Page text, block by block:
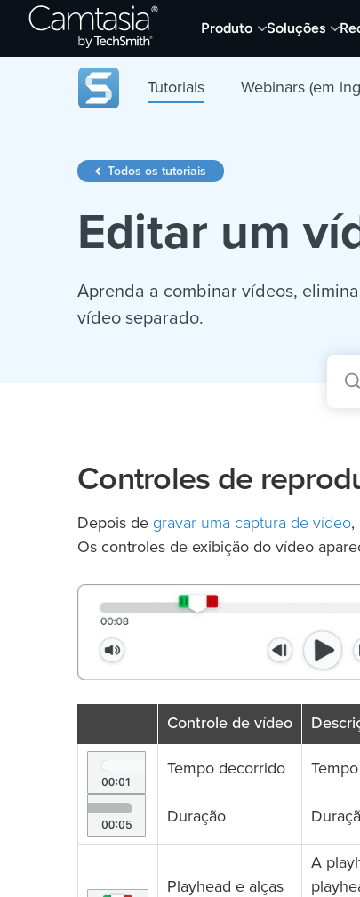
Produto Soluções
Tutoriais Webinars (em
Todos os tutoriais
Editar um
Aprenda a combinar vídeos,
vídeo separado.
Controles de
Depois de gravar uma captura de vídeo,
Os controles de exibição do vídeo
Controle de vídeo
Tempo decorrido
Duração
Playhead e alças
A